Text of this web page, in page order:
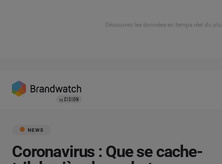
Découvrez les données en temps réel du
NEWS
Coronavirus : Que se cache-